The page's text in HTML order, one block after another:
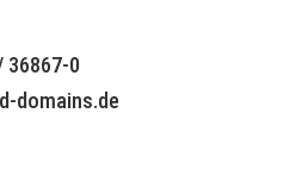
36867-0
domains.de